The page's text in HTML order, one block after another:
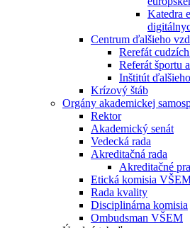
Katedra
Centrum ďalšieho
Rerefát
Referát športu
Inštitút
Krízový štáb
Orgány akademickej
Rektor
Akademický senát
Vedecká rada
Akreditačná rada
Akreditačné
Etická komisia
Rada kvality
Disciplinárna komisia
Ombudsman VŠEM